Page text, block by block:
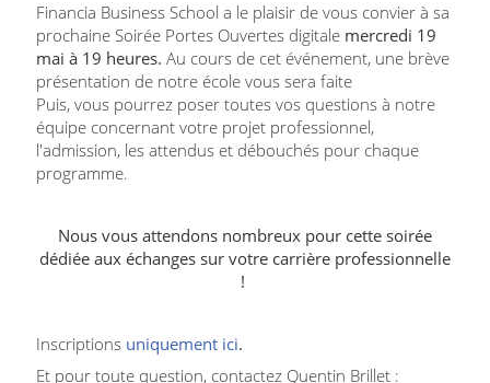
Financia Business School a le plaisir de vous convier à sa
prochaine Soirée Portes Ouvertes digitale mercredi 19
mai à 19 heures. Au cours de cet événement, une brève
présentation de notre école vous sera faite
Puis, vous pourrez poser toutes vos questions à notre
équipe concernant votre projet professionnel,
l'admission, les attendus et débouchés pour chaque
programme.
Nous vous attendons nombreux pour cette soirée
dédiée aux échanges sur votre carrière professionnelle
!
Inscriptions uniquement ici.
Et pour toute question, contactez Quentin Brillet :